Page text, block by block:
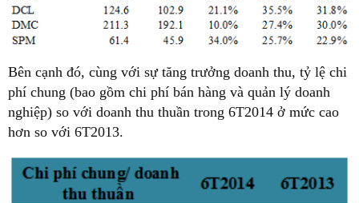
Bên cạnh đó, cùng với sự tăng trưởng doanh thu, tỷ lệ chi
phí chung (bao gồm chi phí bán hàng và quản lý doanh
nghiệp) so với doanh thu thuần trong 6T2014 ở mức cao
hơn so với 6T2013.